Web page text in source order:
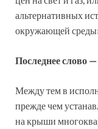
альтернативных
окружающей
Последнее слово
Между тем в
прежде чем
на крыши